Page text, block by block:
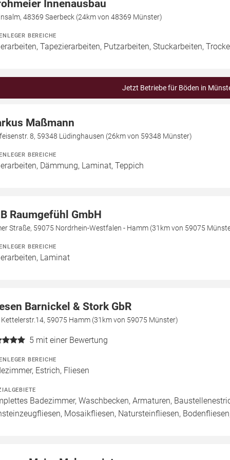
Innenausbau
48369 Saerbeck (24km von 48369 Münster)
BEREICHE
Tapezierarbeiten, Putzarbeiten, Stuckarbeiten,
Jetzt Betriebe für Böden in
Maßmann
8, 59348 Lüdinghausen (26km von 59348 Münster)
BEREICHE
Dämmung, Laminat, Teppich
Raumgefühl GmbH
Straße, 59075 Nordrhein-Westfalen - Hamm (31km von 59075
BEREICHE
Laminat
Barnickel & Stork GbR
59075 Hamm (31km von 59075 Münster)
5 mit einer Bewertung
BEREICHE
Estrich, Fliesen
Badezimmer, Waschbecken, Armaturen,
Mosaikfliesen, Natursteinfliesen,